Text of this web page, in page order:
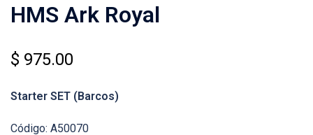
HMS Ark Royal
$ 975.00
Starter SET (Barcos)
Código: A50070